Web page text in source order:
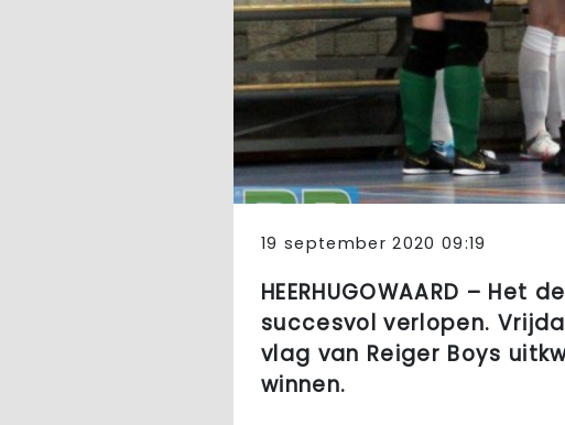
19 september 2020 09:19
HEERHUGOWAARD –
succesvol verlopen.
vlag van Reiger Boys
winnen.